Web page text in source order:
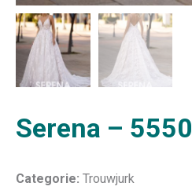
Serena – 5550
Categorie: Trouwjurk